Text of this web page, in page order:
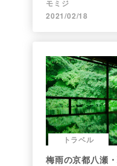
モミジ
2021/02/18
トラベル
梅雨の京都八瀬